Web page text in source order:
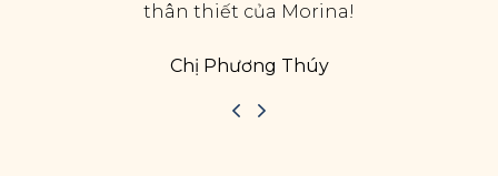
thân thiết của Morina!
Chị Phương Thúy